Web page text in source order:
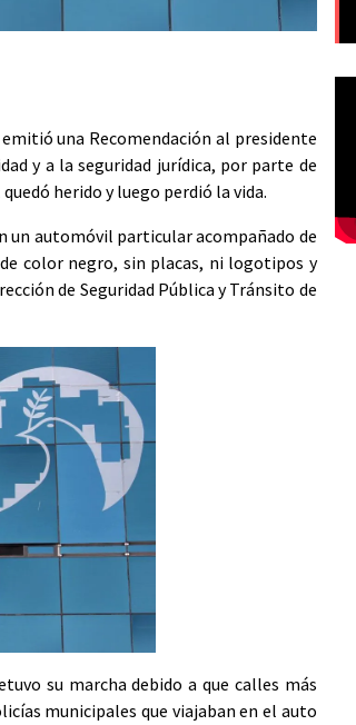
una Recomendación al presidente
y a la seguridad jurídica, por parte de
herido y luego perdió la vida.
un automóvil particular acompañado de
color negro, sin placas, ni logotipos y
de Seguridad Pública y Tránsito de
su marcha debido a que calles más
municipales que viajaban en el auto